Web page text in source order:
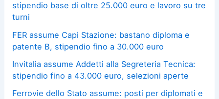
stipendio base di oltre 25.000 euro e lavoro su tre
turni
FER assume Capi Stazione: bastano diploma e
patente B, stipendio fino a 30.000 euro
Invitalia assume Addetti alla Segreteria Tecnica:
stipendio fino a 43.000 euro, selezioni aperte
Ferrovie dello Stato assume: posti per diplomati e